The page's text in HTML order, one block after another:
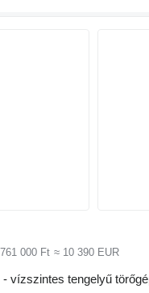
000 Ft ≈ 10 390 EUR
vízszintes tengelyű